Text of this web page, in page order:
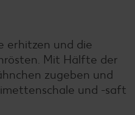
erhitzen und die
Mit Hälfte der
zugeben und
und -saft